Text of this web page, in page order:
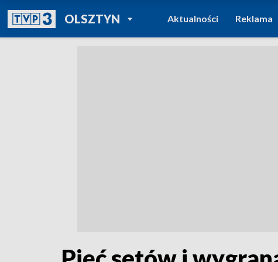
OLSZTYNPOWRÓT DO
TVP REGIONY
Aktualności Reklama